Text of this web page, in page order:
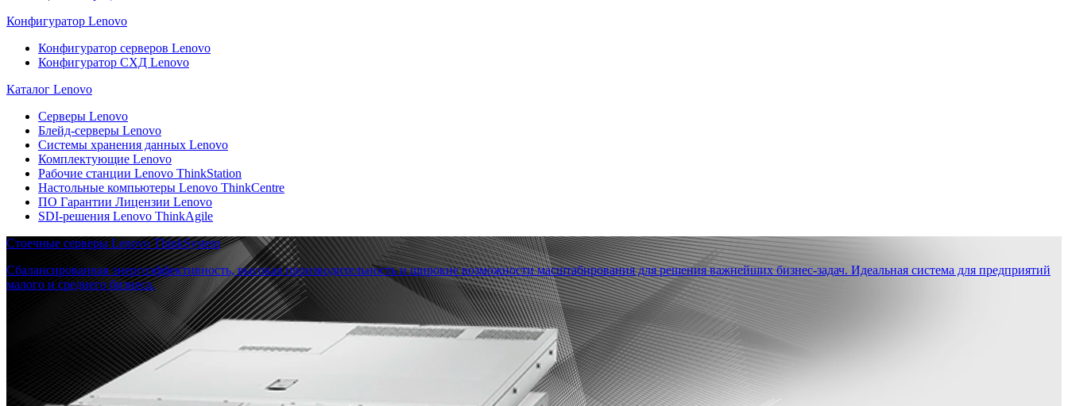
Конфигуратор Lenovo
Конфигуратор серверов Lenovo
Конфигуратор СХД Lenovo
Каталог Lenovo
Серверы Lenovo
Блейд-серверы Lenovo
Системы хранения данных Lenovo
Комплектующие Lenovo
Рабочие станции Lenovo ThinkStation
Настольные компьютеры Lenovo ThinkCentre
ПО Гарантии Лицензии Lenovo
SDI-решения Lenovo ThinkAgile
Стоечные серверы Lenovo ThinkSystem
Сбалансированная энергоэффективность, высокая производительность и широкие возможности масштабирования для решения важнейших бизнес-задач. Идеальная система для предприятий
малого и среднего бизнеса.